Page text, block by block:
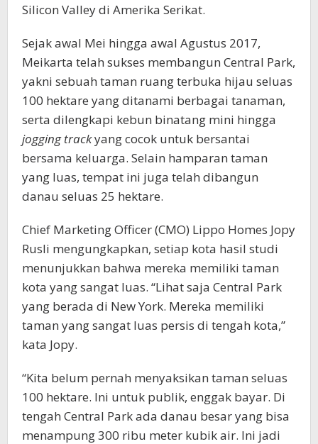
Silicon Valley di Amerika Serikat.
Sejak awal Mei hingga awal Agustus 2017,
Meikarta telah sukses membangun Central Park,
yakni sebuah taman ruang terbuka hijau seluas
100 hektare yang ditanami berbagai tanaman,
serta dilengkapi kebun binatang mini hingga
jogging trackyang cocok untuk bersantai
bersama keluarga. Selain hamparan taman
yang luas, tempat ini juga telah dibangun
danau seluas 25 hektare.
Chief Marketing Officer (CMO) Lippo Homes Jopy
Rusli mengungkapkan, setiap kota hasil studi
menunjukkan bahwa mereka memiliki taman
kota yang sangat luas. “Lihat saja Central Park
yang berada di New York. Mereka memiliki
taman yang sangat luas persis di tengah kota,”
kata Jopy.
“Kita belum pernah menyaksikan taman seluas
100 hektare. Ini untuk publik, enggak bayar. Di
tengah Central Park ada danau besar yang bisa
menampung 300 ribu meter kubik air. Ini jadi